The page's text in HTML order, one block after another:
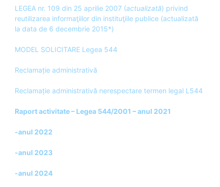
LEGEA nr. 109 din 25 aprilie 2007 (actualizată) privind
reutilizarea informaţiilor din instituţiile publice (actualizată
la data de 6 decembrie 2015*)
MODEL SOLICITARE Legea 544
Reclamație administrativă
Reclamație administrativă nerespectare termen legal L544
Raport activitate – Legea 544/2001 – anul 2021
-anul 2022
-anul 2023
-anul 2024